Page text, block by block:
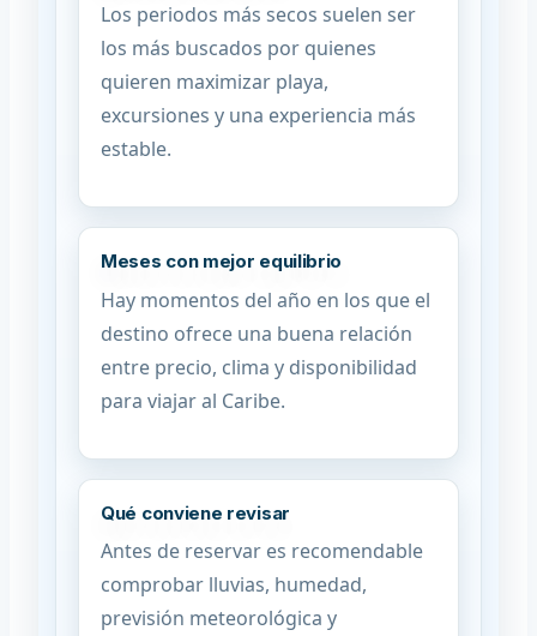
Los periodos más secos suelen ser
los más buscados por quienes
quieren maximizar playa,
excursiones y una experiencia más
estable.
Meses con mejor equilibrio
Hay momentos del año en los que el
destino ofrece una buena relación
entre precio, clima y disponibilidad
para viajar al Caribe.
Qué conviene revisar
Antes de reservar es recomendable
comprobar lluvias, humedad,
previsión meteorológica y